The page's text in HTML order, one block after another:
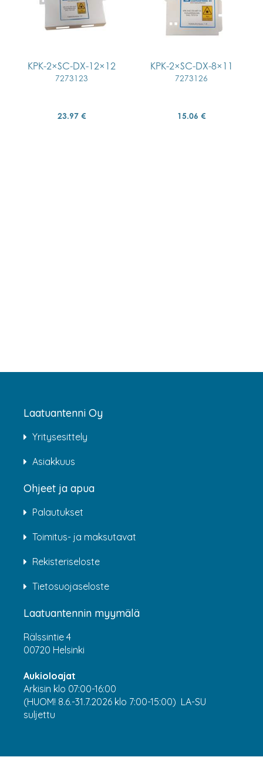
KPK-2×SC-DX-12×12
7273123
23.97 €
KPK-2×SC-DX-8×11
7273126
15.06 €
Laatuantenni Oy
Yritysesittely
Asiakkuus
Ohjeet ja apua
Palautukset
Toimitus- ja maksutavat
Rekisteriseloste
Tietosuojaseloste
Laatuantennin myymälä
Rälssintie 4
00720 Helsinki
Aukioloajat
Arkisin klo 07:00-16:00
(HUOM! 8.6.-31.7.2026 klo 7:00-15:00) LA-SU
suljettu